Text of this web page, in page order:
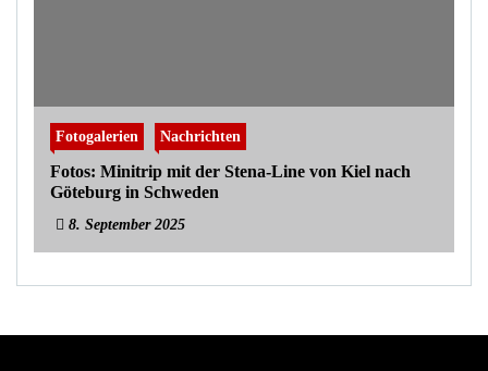
Fotogalerien Nachrichten
Fotos: Minitrip mit der Stena-Line von Kiel nach
Göteburg in Schweden
8. September 2025